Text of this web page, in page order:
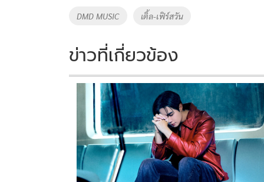
o
k
Li
k
Tags
DMD MUSIC เติ้ล-เฟิร์สวัน
ข่าวที่เกี่ยวข้อง